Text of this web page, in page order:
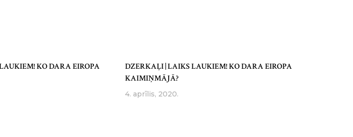
KO DARA EIROPA
DZERKAĻI | LAIKS LAUKIEM! KO DARA EIROPA
KAIMIŅMĀJĀ?
4. aprīlis, 2020.